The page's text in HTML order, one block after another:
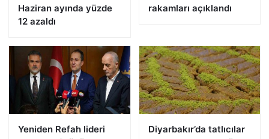
Haziran ayında yüzde
12 azaldı
rakamları açıklandı
Yeniden Refah lideri
Diyarbakır’da tatlıcılar